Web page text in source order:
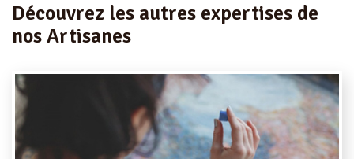
Découvrez les autres expertises de
nos Artisanes